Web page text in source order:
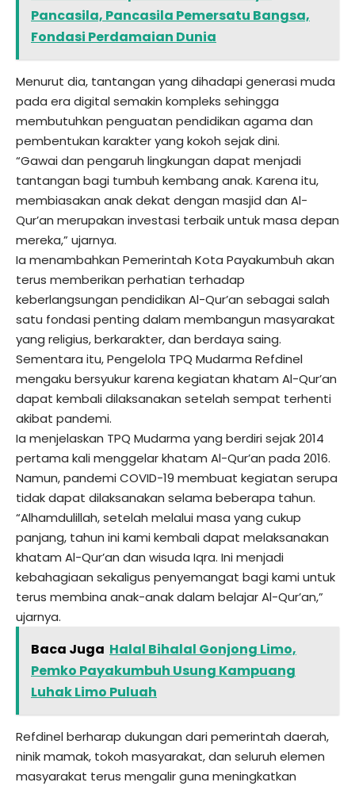
Pancasila, Pancasila Pemersatu Bangsa,
Fondasi Perdamaian Dunia
Menurut dia, tantangan yang dihadapi generasi muda
pada era digital semakin kompleks sehingga
membutuhkan penguatan pendidikan agama dan
pembentukan karakter yang kokoh sejak dini.
“Gawai dan pengaruh lingkungan dapat menjadi
tantangan bagi tumbuh kembang anak. Karena itu,
membiasakan anak dekat dengan masjid dan Al-
Qur’an merupakan investasi terbaik untuk masa depan
mereka,” ujarnya.
Ia menambahkan Pemerintah Kota Payakumbuh akan
terus memberikan perhatian terhadap
keberlangsungan pendidikan Al-Qur’an sebagai salah
satu fondasi penting dalam membangun masyarakat
yang religius, berkarakter, dan berdaya saing.
Sementara itu, Pengelola TPQ Mudarma Refdinel
mengaku bersyukur karena kegiatan khatam Al-Qur’an
dapat kembali dilaksanakan setelah sempat terhenti
akibat pandemi.
Ia menjelaskan TPQ Mudarma yang berdiri sejak 2014
pertama kali menggelar khatam Al-Qur’an pada 2016.
Namun, pandemi COVID-19 membuat kegiatan serupa
tidak dapat dilaksanakan selama beberapa tahun.
“Alhamdulillah, setelah melalui masa yang cukup
panjang, tahun ini kami kembali dapat melaksanakan
khatam Al-Qur’an dan wisuda Iqra. Ini menjadi
kebahagiaan sekaligus penyemangat bagi kami untuk
terus membina anak-anak dalam belajar Al-Qur’an,”
ujarnya.
Baca Juga Halal Bihalal Gonjong Limo,
Pemko Payakumbuh Usung Kampuang
Luhak Limo Puluah
Refdinel berharap dukungan dari pemerintah daerah,
ninik mamak, tokoh masyarakat, dan seluruh elemen
masyarakat terus mengalir guna meningkatkan